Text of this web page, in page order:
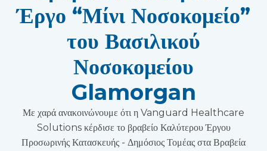
Έργο “Μίνι Νοσοκομείο”
του Βασιλικού
Νοσοκομείου
Glamorgan
Με χαρά ανακοινώνουμε ότι η Vanguard Healthcare
Solutions κέρδισε το βραβείο Καλύτερου Έργου
Προσωρινής Κατασκευής - Δημόσιος Τομέας στα Βραβεία